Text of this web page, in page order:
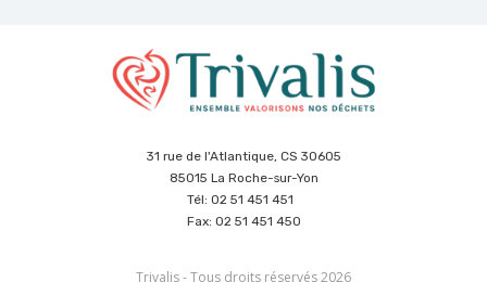
31 rue de l'Atlantique, CS 30605
85015 La Roche-sur-Yon
Tél: 02 51 451 451
Fax: 02 51 451 450
Trivalis - Tous droits réservés 2026